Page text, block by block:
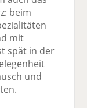
beim
mit
spät in der
und